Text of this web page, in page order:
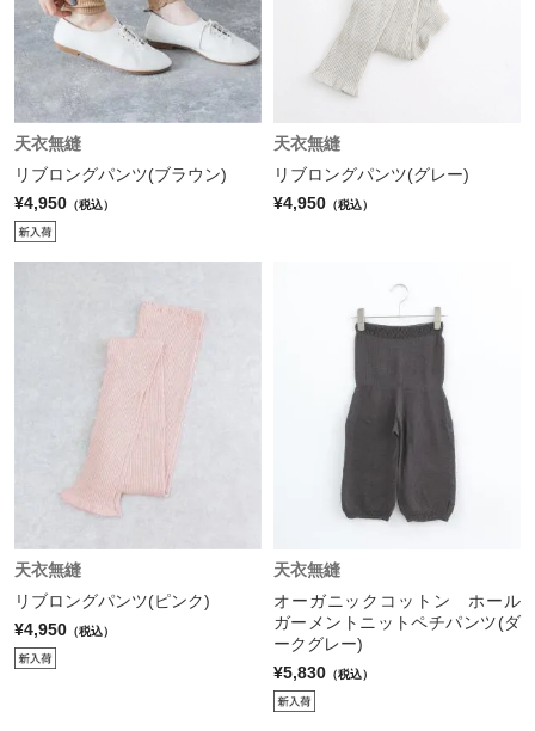
天衣無縫
リブロングパンツ(ブラウン)
¥4,950 （税込）
天衣無縫
リブロングパンツ(グレー)
¥4,950 （税込）
天衣無縫
リブロングパンツ(ピンク)
¥4,950 （税込）
天衣無縫
オーガニックコットン ホール
ガーメントニットペチパンツ(ダ
ークグレー)
¥5,830 （税込）